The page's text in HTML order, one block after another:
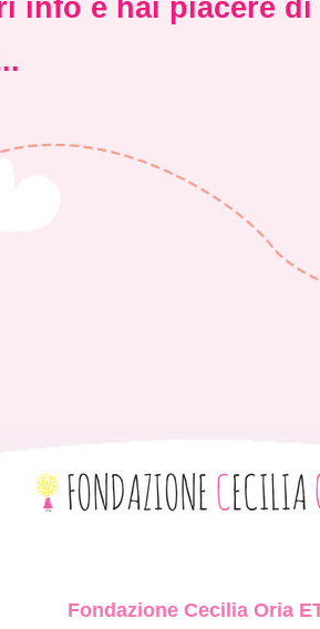
info e hai piacere di
Fondazione Cecilia Oria